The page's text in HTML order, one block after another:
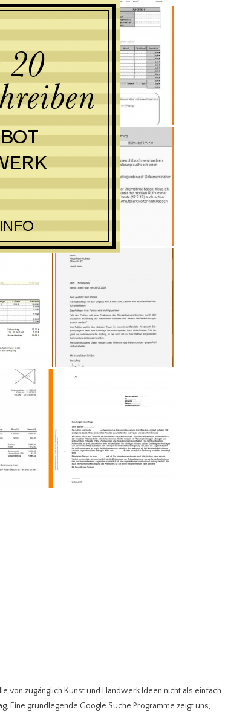
von zugänglich Kunst und Handwerk Ideen nicht als einfach
Eine grundlegende Google Suche Programme zeigt uns,